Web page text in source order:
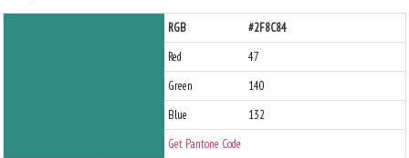
RGB
#2F8C84
Red
47
Green
140
Blue
132
Get Pantone Code